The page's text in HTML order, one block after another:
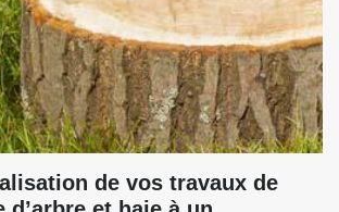
de vos travaux de